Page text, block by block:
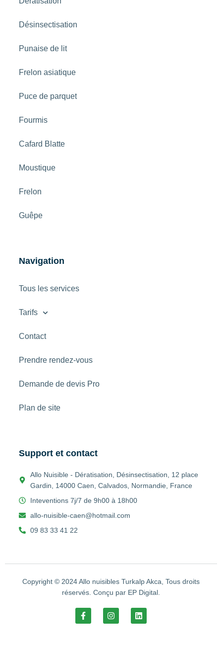
Désinsectisation
Punaise de lit
Frelon asiatique
Puce de parquet
Fourmis
Cafard Blatte
Moustique
Frelon
Guêpe
Navigation
Tous les services
Tarifs
Contact
Prendre rendez-vous
Demande de devis Pro
Plan de site
Support et contact
Allo Nuisible - Dératisation, Désinsectisation, 12 place
Gardin, 14000 Caen, Calvados, Normandie, France
Inteventions 7j/7 de 9h00 à 18h00
allo-nuisible-caen@hotmail.com
09 83 33 41 22
Copyright © 2024 Allo nuisibles Turkalp Akca, Tous droits
réservés. Conçu par EP Digital.